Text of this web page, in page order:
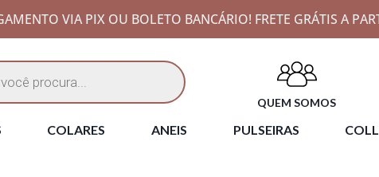
VIA PIX OU BOLETO BANCÁRIO! FRETE GRÁTIS A
QUEM SOMOS
COLARES ANEIS PULSEIRAS